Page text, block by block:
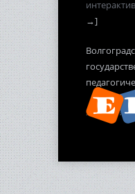
→]
2012-2013